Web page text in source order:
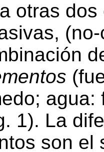
otras
1). La
son el